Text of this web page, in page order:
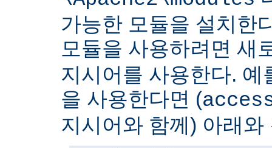
가능한 모듈을 설치한
모듈을 사용하려면 새
지시어를 사용한다. 예
을 사용한다면 (
지시어와 함께) 아래와